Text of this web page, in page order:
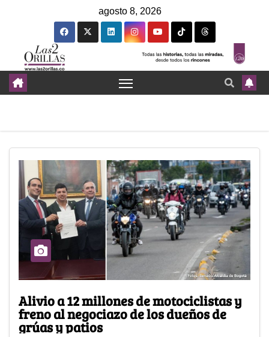
agosto 8, 2026
Alivio a 12 millones de motociclistas y
freno al negociazo de los dueños de
grúas y patios